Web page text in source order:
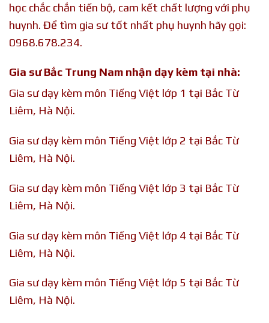
học chắc chắn tiến bộ, cam kết chất lượng với phụ
huynh. Để tìm gia sư tốt nhất phụ huynh hãy gọi:
0968.678.234.
Gia sư Bắc Trung Nam nhận dạy kèm tại nhà:
Gia sư dạy kèm môn Tiếng Việt lớp 1 tại Bắc Từ
Liêm, Hà Nội.
Gia sư dạy kèm môn Tiếng Việt lớp 2 tại Bắc Từ
Liêm, Hà Nội.
Gia sư dạy kèm môn Tiếng Việt lớp 3 tại Bắc Từ
Liêm, Hà Nội.
Gia sư dạy kèm môn Tiếng Việt lớp 4 tại Bắc Từ
Liêm, Hà Nội.
Gia sư dạy kèm môn Tiếng Việt lớp 5 tại Bắc Từ
Liêm, Hà Nội.